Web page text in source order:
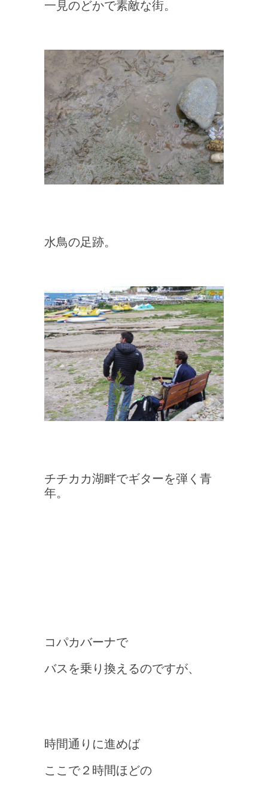
一見のどかで素敵な街。
水鳥の足跡。
チチカカ湖畔でギターを弾く青
年。
コパカバーナで
バスを乗り換えるのですが、
時間通りに進めば
ここで２時間ほどの